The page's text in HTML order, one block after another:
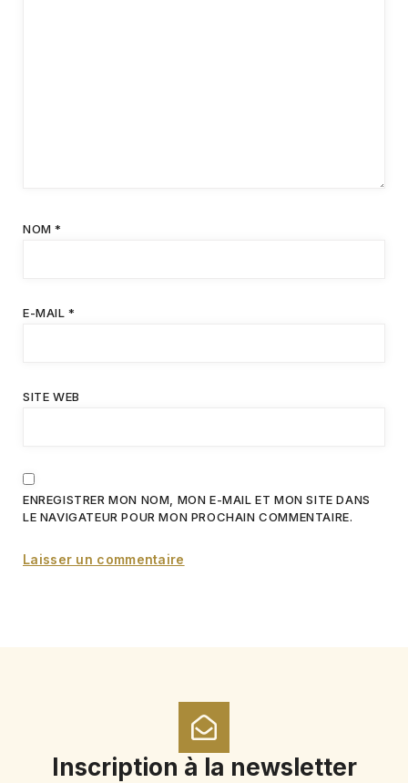
NOM*
E-MAIL*
SITE WEB
ENREGISTRER MON NOM, MON E-MAIL ET MON SITE DANS
LE NAVIGATEUR POUR MON PROCHAIN COMMENTAIRE.
Inscription à la newsletter